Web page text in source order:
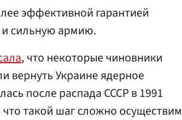
эффективной гарантией
и сильную армию.
, что некоторые чиновники
вернуть Украине ядерное
после распада СССР в 1991
такой шаг сложно осуществим